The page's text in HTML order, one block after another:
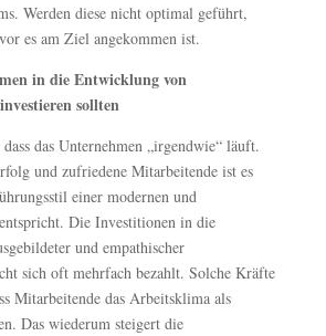
Werden diese nicht optimal geführt,
es am Ziel angekommen ist.
in die Entwicklung von
sollten
das Unternehmen „irgendwie“ läuft.
und zufriedene Mitarbeitende ist es
einer modernen und
Die Investitionen in die
und empathischer
sich oft mehrfach bezahlt. Solche Kräfte
Mitarbeitende das Arbeitsklima als
Das wiederum steigert die